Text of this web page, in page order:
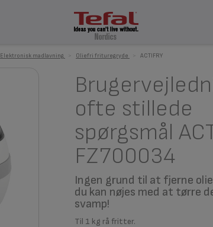
Elektronisk madlavning Oliefri frituregryde ACTIFRY
ofte stillede
spørgsmål
FZ700034
Ingen grund til at fjerne
du kan nøjes med at tørre
svamp!
Til 1 kg rå fritter.